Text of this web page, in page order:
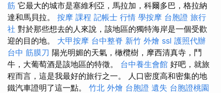
筋 它最大的城市是塞維利亞，馬拉加，科爾多巴，格拉納
達和馬貝拉。 按摩 課程 記帳士 行情 學按摩 台胞證 旅行
社 對於那些想去的人來說，該地區的獨特海岸是一個受歡
迎的目的地。 大甲按摩 台中整脊 新竹 外燴 ssl 護照代辦
台中 筋膜刀 陽光明媚的天氣，橄欖樹，摩西清真寺，鬥
牛，大葡萄酒是該地區的特徵。 台中養生會館 好吧，就旅
程而言，這是我最好的旅行之一。 人口密度高和密集的地
鐵汽車證明了這一點。 竹北 外燴 台胞證 遺失 台胞證桃園